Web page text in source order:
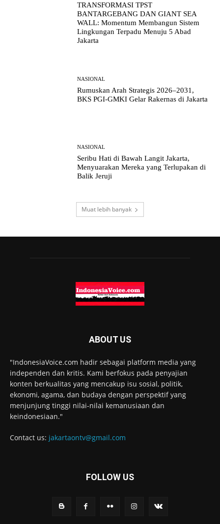
TRANSFORMASI TPST
BANTARGEBANG DAN GIANT SEA
WALL: Momentum Membangun Sistem
Lingkungan Terpadu Menuju 5 Abad
Jakarta
NASIONAL
Rumuskan Arah Strategis 2026–2031,
BKS PGI-GMKI Gelar Rakernas di Jakarta
NASIONAL
Seribu Hati di Bawah Langit Jakarta,
Menyuarakan Mereka yang Terlupakan di
Balik Jeruji
Muat lebih banyak
ABOUT US
"IndonesiaVoice.com hadir sebagai platform media yang
independen dan kritis. Kami berfokus pada penyajian
konten berkualitas yang mencakup isu sosial, politik,
ekonomi, agama, dan budaya dengan perspektif yang
menjunjung tinggi nilai-nilai kemanusiaan dan
keindonesiaan."
Contact us: jakartaontv@gmail.com
FOLLOW US